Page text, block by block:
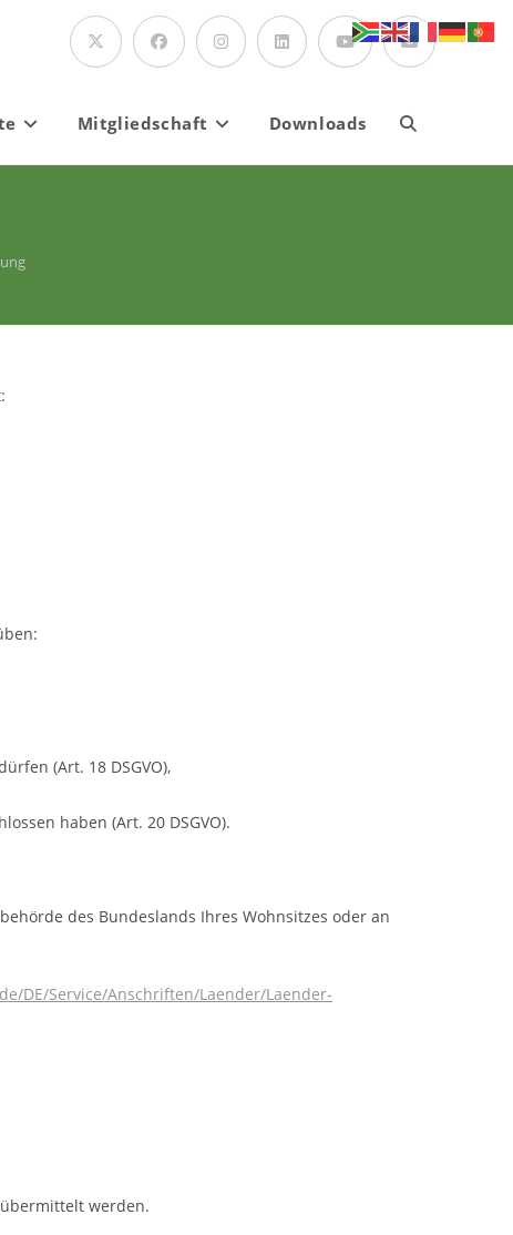
Mitgliedschaft Downloads Website-
(Art. 18 DSGVO),
haben (Art. 20 DSGVO).
des Bundeslands Ihres Wohnsitzes oder an
DE/Service/Anschriften/Laender/Laender-
werden.